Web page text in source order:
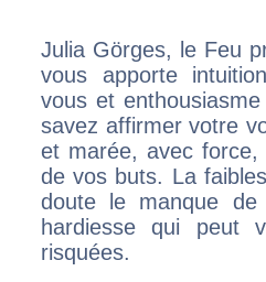
Julia Görges, le Feu
vous apporte
vous et
savez affirmer votre
et marée, avec
de vos buts. La
doute le manque
hardiesse qui peut
risquées.